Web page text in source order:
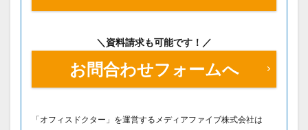
＼資料請求も可能です！／
お問合わせフォームへ
「オフィスドクター」を運営するメディアファイブ株式会社は